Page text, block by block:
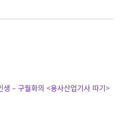
– 구월화의 <용사산업기사 따기>